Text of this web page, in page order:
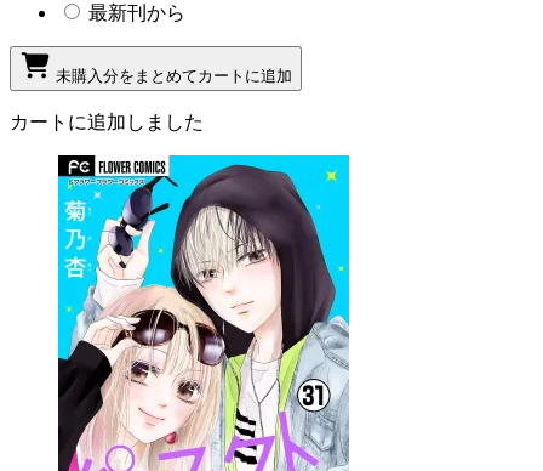
最新刊から
未購入分をまとめてカートに追加
カートに追加しました